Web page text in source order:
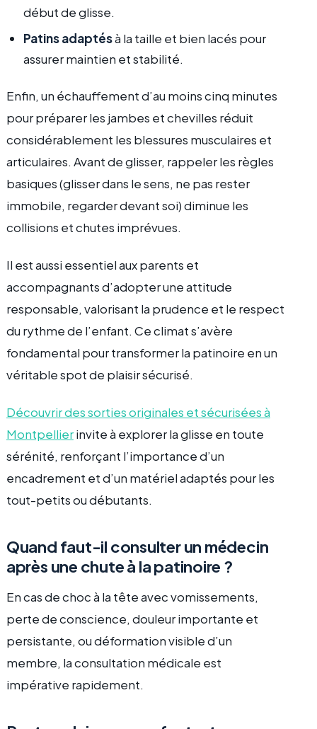
début de glisse.
Patins adaptésà la taille et bien lacés pour
assurer maintien et stabilité.
Enfin, un échauffement d’au moins cinq minutes
pour préparer les jambes et chevilles réduit
considérablement les blessures musculaires et
articulaires. Avant de glisser, rappeler les règles
basiques (glisser dans le sens, ne pas rester
immobile, regarder devant soi) diminue les
collisions et chutes imprévues.
Il est aussi essentiel aux parents et
accompagnants d’adopter une attitude
responsable, valorisant la prudence et le respect
du rythme de l’enfant. Ce climat s’avère
fondamental pour transformer la patinoire en un
véritable spot de plaisir sécurisé.
Découvrir des sorties originales et sécurisées à
Montpellierinvite à explorer la glisse en toute
sérénité, renforçant l’importance d’un
encadrement et d’un matériel adaptés pour les
tout-petits ou débutants.
Quand faut-il consulter un médecin
après une chute à la patinoire ?
En cas de choc à la tête avec vomissements,
perte de conscience, douleur importante et
persistante, ou déformation visible d’un
membre, la consultation médicale est
impérative rapidement.